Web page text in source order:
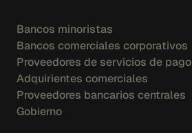
Bancos minoristas
Bancos comerciales corporativos
Proveedores de servicios de pago
Adquirientes comerciales
Proveedores bancarios centrales
Gobierno